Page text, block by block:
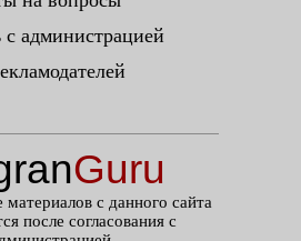
с администрацией
Guru
материалов с данного сайта
после согласования с